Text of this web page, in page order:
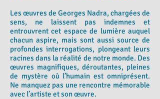
Les œuvres de Georges Nadra, chargées de
sens, ne laissent pas indemnes et
entrouvrent cet espace de lumière auquel
chacun aspire, mais sont aussi source de
profondes interrogations, plongeant leurs
racines dans la réalité de notre monde. Des
œuvres magnifiques, déroutantes, pleines
de mystère où l’humain est omniprésent.
Ne manquez pas une rencontre mémorable
avec l’artiste et son œuvre.